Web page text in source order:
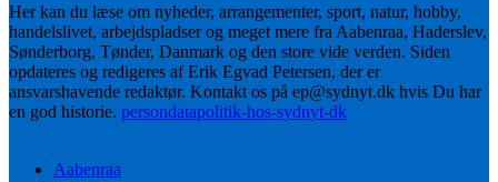
Her kan du læse om nyheder, arrangementer, sport, natur, hobby,
handelslivet, arbejdspladser og meget mere fra Aabenraa, Haderslev,
Sønderborg, Tønder, Danmark og den store vide verden. Siden
opdateres og redigeres af Erik Egvad Petersen, der er
ansvarshavende redaktør. Kontakt os på ep@sydnyt.dk hvis Du har
en god historie. persondatapolitik-hos-sydnyt-dk
Aabenraa